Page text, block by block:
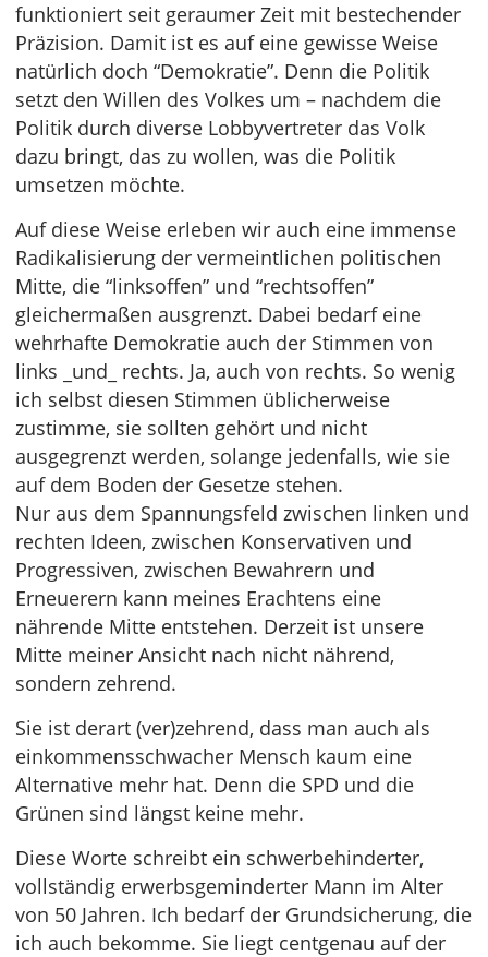
funktioniert seit geraumer Zeit mit bestechender
Präzision. Damit ist es auf eine gewisse Weise
natürlich doch “Demokratie”. Denn die Politik
setzt den Willen des Volkes um – nachdem die
Politik durch diverse Lobbyvertreter das Volk
dazu bringt, das zu wollen, was die Politik
umsetzen möchte.
Auf diese Weise erleben wir auch eine immense
Radikalisierung der vermeintlichen politischen
Mitte, die “linksoffen” und “rechtsoffen”
gleichermaßen ausgrenzt. Dabei bedarf eine
wehrhafte Demokratie auch der Stimmen von
links _und_ rechts. Ja, auch von rechts. So wenig
ich selbst diesen Stimmen üblicherweise
zustimme, sie sollten gehört und nicht
ausgegrenzt werden, solange jedenfalls, wie sie
auf dem Boden der Gesetze stehen.
Nur aus dem Spannungsfeld zwischen linken und
rechten Ideen, zwischen Konservativen und
Progressiven, zwischen Bewahrern und
Erneuerern kann meines Erachtens eine
nährende Mitte entstehen. Derzeit ist unsere
Mitte meiner Ansicht nach nicht nährend,
sondern zehrend.
Sie ist derart (ver)zehrend, dass man auch als
einkommensschwacher Mensch kaum eine
Alternative mehr hat. Denn die SPD und die
Grünen sind längst keine mehr.
Diese Worte schreibt ein schwerbehinderter,
vollständig erwerbsgeminderter Mann im Alter
von 50 Jahren. Ich bedarf der Grundsicherung, die
ich auch bekomme. Sie liegt centgenau auf der